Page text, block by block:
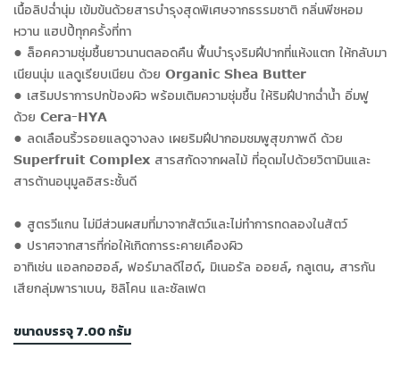
เนื้อลิปฉ่ำนุ่ม เข้มข้นด้วยสารบำรุงสุดพิเศษจากธรรมชาติ กลิ่นพีชหอม
หวาน แฮปปี้ทุกครั้งที่ทา
• ล็อคความชุ่มชื้นยาวนานตลอดคืน ฟื้นบำรุงริมฝีปากที่แห้งแตก ให้กลับมา
เนียนนุ่ม แลดูเรียบเนียน ด้วย Organic Shea Butter
• เสริมปราการปกป้องผิว พร้อมเติมความชุ่มชื้น ให้ริมฝีปากฉ่ำน้ำ อิ่มฟู
ด้วย Cera-HYA
• ลดเลือนริ้วรอยแลดูจางลง เผยริมฝีปากอมชมพูสุขภาพดี ด้วย
Superfruit Complex สารสกัดจากผลไม้ ที่อุดมไปด้วยวิตามินและ
สารต้านอนุมูลอิสระชั้นดี
• สูตรวีแกน ไม่มีส่วนผสมที่มาจากสัตว์และไม่ทำการทดลองในสัตว์
• ปราศจากสารที่ก่อให้เกิดการระคายเคืองผิว
อาทิเช่น แอลกอฮอล์, ฟอร์มาลดีไฮด์, มิเนอรัล ออยล์, กลูเตน, สารกัน
เสียกลุ่มพาราเบน, ซิลิโคน และซัลเฟต
ขนาดบรรจุ 7.00 กรัม